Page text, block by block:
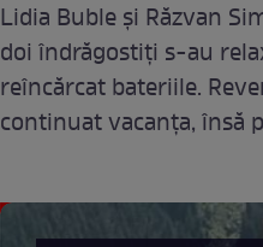
Lidia Buble şi Răzvan
doi îndrăgostiţi s-au
reîncărcat bateriile.
continuat vacanţa, însă